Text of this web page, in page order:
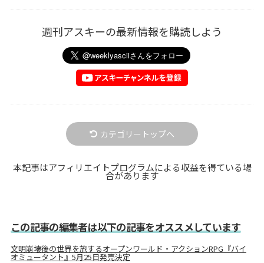
週刊アスキーの最新情報を購読しよう
カテゴリートップへ
本記事はアフィリエイトプログラムによる収益を得ている場
合があります
この記事の編集者は以下の記事をオススメしています
文明崩壊後の世界を旅するオープンワールド・アクションRPG『バイ
オミュータント』5月25日発売決定